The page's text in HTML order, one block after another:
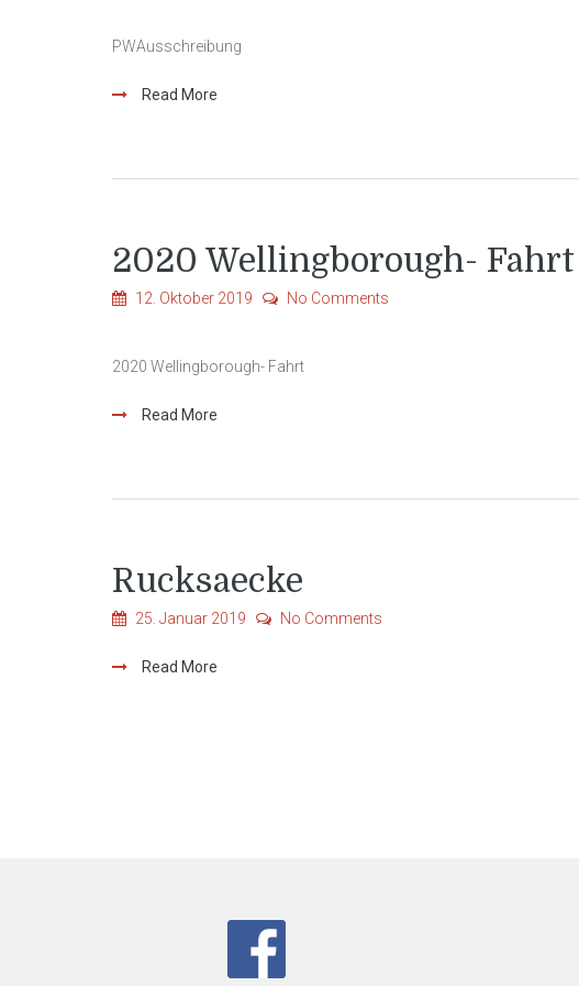
PWAusschreibung
Read More
2020 Wellingborough- Fahrt
12. Oktober 2019 No Comments
2020 Wellingborough- Fahrt
Read More
Rucksaecke
25. Januar 2019 No Comments
Read More